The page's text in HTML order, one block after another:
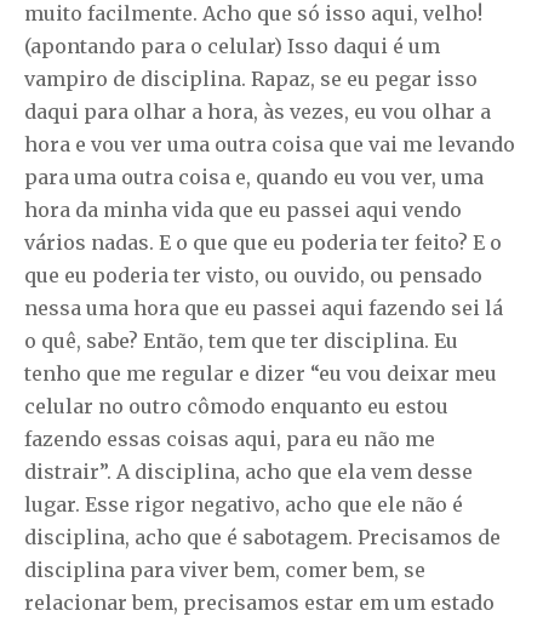
muito facilmente. Acho que só isso aqui, velho!
(apontando para o celular) Isso daqui é um
vampiro de disciplina. Rapaz, se eu pegar isso
daqui para olhar a hora, às vezes, eu vou olhar a
hora e vou ver uma outra coisa que vai me levando
para uma outra coisa e, quando eu vou ver, uma
hora da minha vida que eu passei aqui vendo
vários nadas. E o que que eu poderia ter feito? E o
que eu poderia ter visto, ou ouvido, ou pensado
nessa uma hora que eu passei aqui fazendo sei lá
o quê, sabe? Então, tem que ter disciplina. Eu
tenho que me regular e dizer “eu vou deixar meu
celular no outro cômodo enquanto eu estou
fazendo essas coisas aqui, para eu não me
distrair”. A disciplina, acho que ela vem desse
lugar. Esse rigor negativo, acho que ele não é
disciplina, acho que é sabotagem. Precisamos de
disciplina para viver bem, comer bem, se
relacionar bem, precisamos estar em um estado